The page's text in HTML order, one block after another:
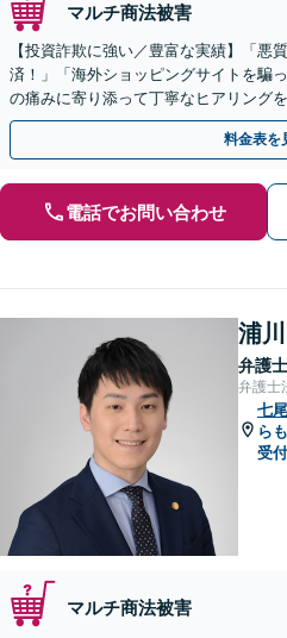
マルチ商法被害
【投資詐欺に強い／豊富な実績】「悪
済！」「海外ショッピングサイトを騙
の痛みに寄り添って丁寧なヒアリング
金が得られるよう尽力します！
料金表を
電話でお問い合わせ
浦
弁護士
弁護士
七
ら
受
マルチ商法被害